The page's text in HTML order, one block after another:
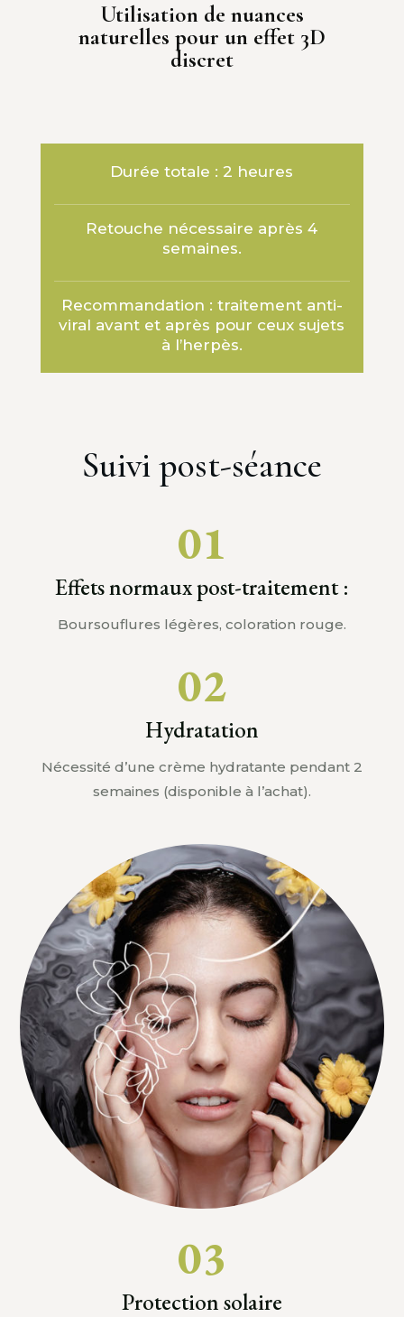
Utilisation de nuances
naturelles pour un effet 3D
discret
Durée totale : 2 heures
Retouche nécessaire après 4
semaines.
Recommandation : traitement anti-
viral avant et après pour ceux sujets
à l’herpès.
Suivi post-séance
01
Effets normaux post-traitement :
Boursouflures légères, coloration rouge.
02
Hydratation
Nécessité d’une crème hydratante pendant 2
semaines (disponible à l’achat).
03
Protection solaire